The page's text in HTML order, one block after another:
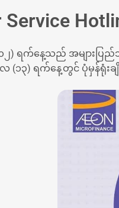
၂) ရက်နေ့သည် အများပြ
(၁၃) ရက်နေ့တွင် ပုံမှန်ရုံး